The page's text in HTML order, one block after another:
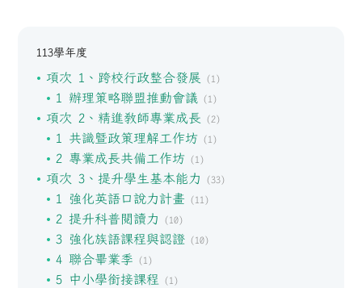
113學年度
項次 1、跨校行政整合發展 (1)
1 辦理策略聯盟推動會議(1)
項次 2、精進教師專業成長 (2)
1 共識暨政策理解工作坊 (1)
2 專業成長共備工作坊 (1)
項次 3、提升學生基本能力 (33)
1 強化英語口說力計畫 (11)
2 提升科普閱讀力 (10)
3 強化族語課程與認證(10)
4 聯合畢業季 (1)
5 中小學銜接課程 (1)